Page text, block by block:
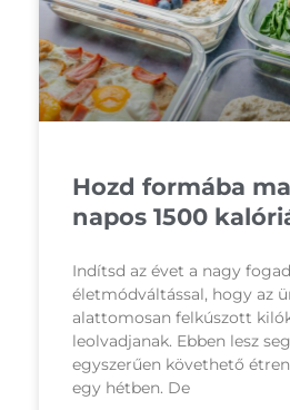
Hozd formába
napos 1500
Indítsd az évet a nagy
életmódváltással, hogy az
alattomosan felkúszott
leolvadjanak. Ebben lesz
egyszerűen követhető
egy hétben. De